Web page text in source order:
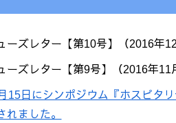
ーズレター【第10号】（2016年
ーズレター【第9号】（2016年11
15日にシンポジウム『ホスピタ
れました。